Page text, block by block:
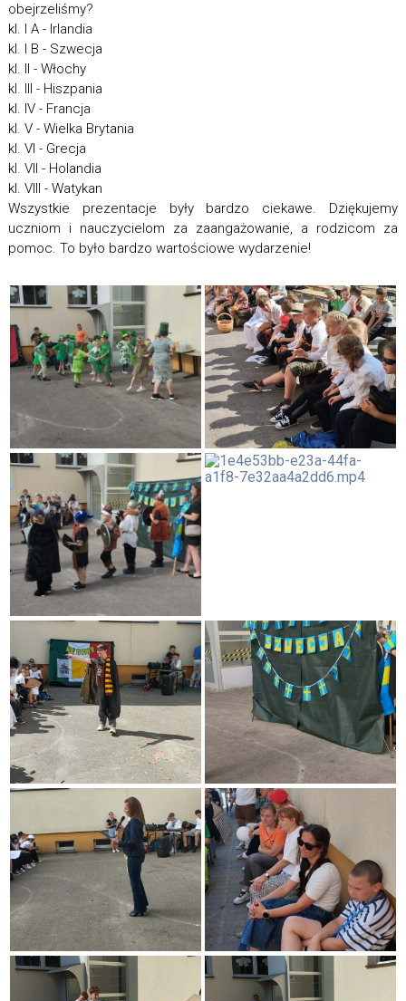
obejrzeliśmy?
kl. I A - Irlandia
kl. I B - Szwecja
kl. II - Włochy
kl. III - Hiszpania
kl. IV - Francja
kl. V - Wielka Brytania
kl. VI - Grecja
kl. VII - Holandia
kl. VIII - Watykan
Wszystkie prezentacje były bardzo ciekawe. Dziękujemy
uczniom i nauczycielom za zaangażowanie, a rodzicom za
pomoc. To było bardzo wartościowe wydarzenie!